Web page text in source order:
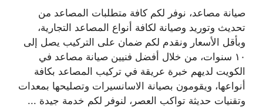
صيانة مصاعد، نوفر لكم كافة متطلبات المصاعد من
تحديث وتوريد وصيانة لكافة أنواع المصاعد التجارية،
وبأقل الأسعار ونقدم لكم ضمان على التركيب يصل إلى
١٠ سنوات، من خلال أفضل فنيين صيانة مصاعد في
الكويت لديهم خبرة عريقة في تركيب المصاعد بكافة
أنواعها، ويقومون بصيانة الاسانسيرات وتصليحها بمعدات
وتقنيات حديثة تواكب العصر، لنوفر لكم خدمة جيدة ...